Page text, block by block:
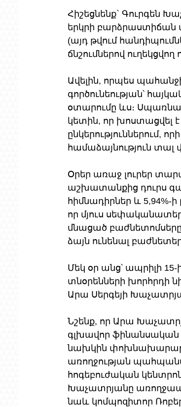
Հիշեցնենք` Գուրգեն
երկրի բարձրաստիճան
(այդ թվում
ճնշումներով
Ավելին, որպես
գործունեության՝
օտարումը ևս։
կետին, որ խոստացվել
ընկերություններում,
համաձայնություն տալ
Օրեր առաջ լուրեր
աշխատանքից դուրս
հիմնադիրներ և
որ մյուս
մնացած բաժնետոմսերը
ձայն ունենալ
Մեկ օր անց՝ ապրիլի
տնօրենների խորհրդի
Արա Սերգեյի
Նշենք, որ Արա
գլխավոր ֆինանսական
նախկին փոխնախարար,
առողջության
հոգեբուժական
Խաչատրյանը
նաև կոմպոզիտոր